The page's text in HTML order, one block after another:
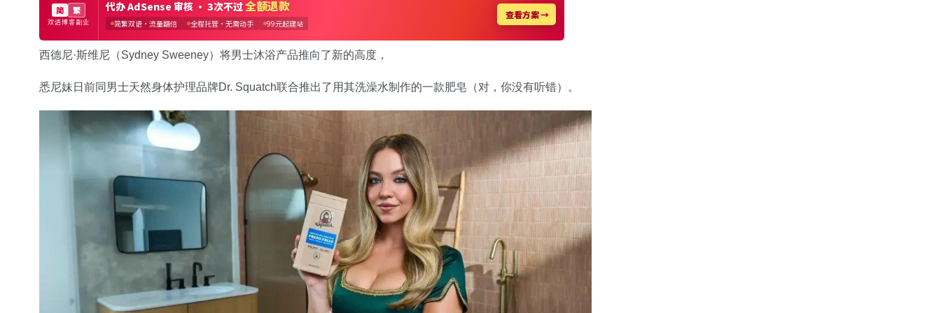
西德尼·斯维尼（Sydney Sweeney）将男士沐浴产品推向了新的高度，
悉尼妹日前同男士天然身体护理品牌Dr. Squatch联合推出了用其洗澡水制作的一款肥皂（对，你没有听错）。